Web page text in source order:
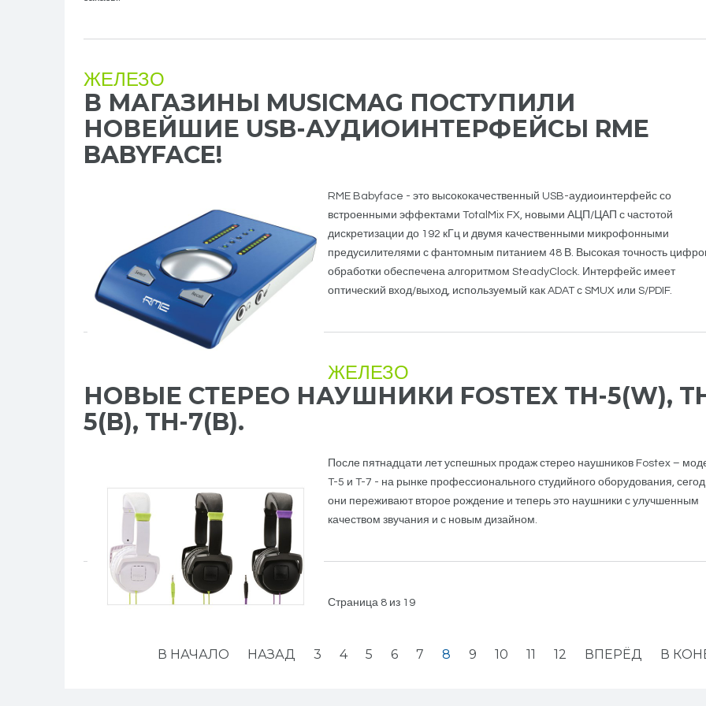
ЖЕЛЕЗО
В МАГАЗИНЫ MUSICMAG ПОСТУПИЛИ
НОВЕЙШИЕ USB-АУДИОИНТЕРФЕЙСЫ RME
BABYFACE!
RME Babyface - это высококачественный USB-аудиоинтерфейс со
встроенными эффектами TotalMix FX, новыми АЦП/ЦАП с частотой
дискретизации до 192 кГц и двумя качественными микрофонными
предусилителями с фантомным питанием 48 В. Высокая точность
обработки обеспечена алгоритмом SteadyClock. Интерфейс имеет
оптический вход/выход, используемый как ADAT с SMUX или S/PDIF.
ЖЕЛЕЗО
НОВЫЕ СТЕРЕО НАУШНИКИ FOSTEX TH-5(W),
5(B), TH-7(B).
После пятнадцати лет успешных продаж стерео наушников Fostex –
T-5 и T-7 - на рынке профессионального студийного оборудования,
они переживают второе рождение и теперь это наушники с улучшенным
качеством звучания и с новым дизайном.
В НАЧАЛО НАЗАД 3 4 5 6 7 8 9 10 11 12 ВПЕРЁД В
Страница 8 из 19